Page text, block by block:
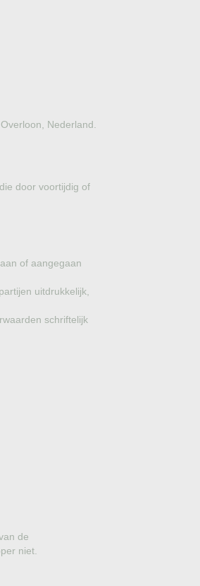
Nederland.
door voortijdig of
of aangegaan
uitdrukkelijk,
schriftelijk
de
niet.